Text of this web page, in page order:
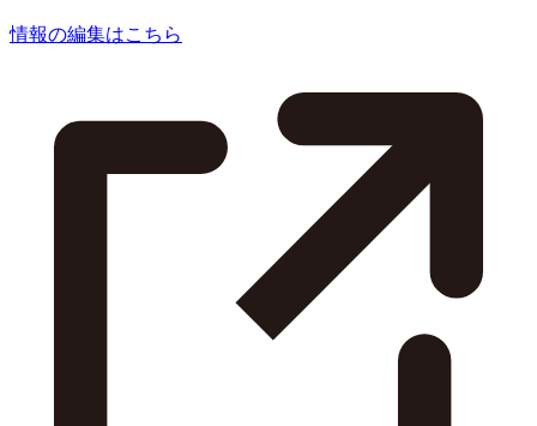
情報の編集はこちら